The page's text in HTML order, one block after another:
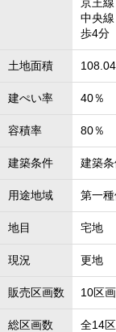
中央
歩4分
土地面積
建ぺい率 40％
容積率 80％
建築条件 建築
用途地域 第一
地目 宅地
現況 更地
販売区画数 10区画
総区画数 全14